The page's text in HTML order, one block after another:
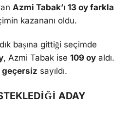
Azmi Tabak’ı 13 oy farkla
kazananı oldu.
başına gittiği seçimde
, Azmi Tabak ise 109 oy aldı.
geçersiz sayıldı.
ADAY